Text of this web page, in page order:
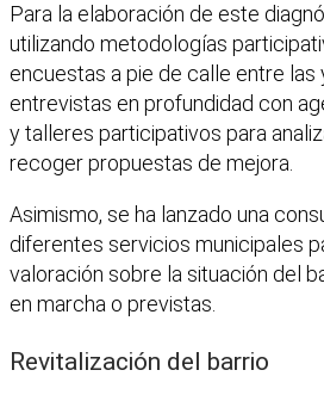
Para la elaboración de este
utilizando metodologías
encuestas a pie de calle entre las
entrevistas en profundidad con
y talleres participativos para
recoger propuestas de mejora.
Asimismo, se ha lanzado una
diferentes servicios municipales
valoración sobre la situación del
en marcha o previstas.
Revitalización del barrio